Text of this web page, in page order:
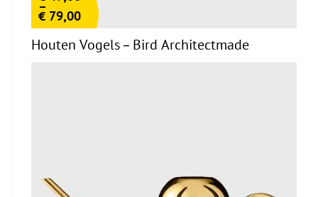
–
€ 79,00
Houten Vogels – Bird Architectmade